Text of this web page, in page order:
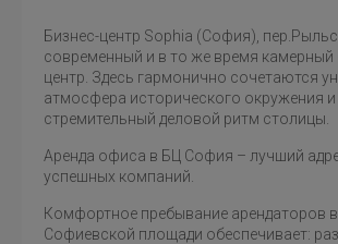
Бизнес-центр Sophia (София),
современный и в то же время
центр. Здесь гармонично сочетаются
атмосфера исторического окружения и
стремительный деловой ритм столицы.
Аренда офиса в БЦ София – лучший
успешных компаний.
Комфортное пребывание арендаторов
Софиевской площади обеспечивает: